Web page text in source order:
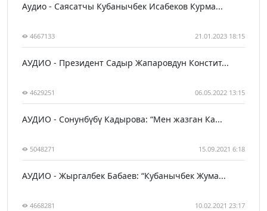
Аудио - Саясатчы Кубанычбек Исабеков Курма...
4667133 21.01.2023 18:15
АУДИО - Президент Садыр Жапаровдун Констит...
4629251 06.05.2022 13:15
АУДИО - Сонунбүбү Кадырова: “Мен жазган Ка...
5048271 15.09.2021 6:18
АУДИО - Жыргалбек Бабаев: “Кубанычбек Жума...
4668281 10.02.2021 23:17